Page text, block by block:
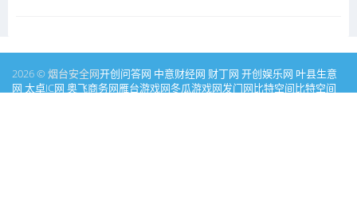
2026 © 烟台安全网开创问答网 中意财经网 财丁网 开创娱乐网 叶县生意
网 太卓IC网 奥飞商务网雁台游戏网冬瓜游戏网发门网比特空间比特空间